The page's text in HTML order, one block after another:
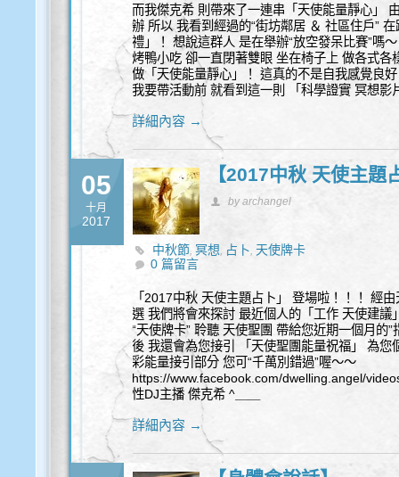
而我傑克希 則帶來了一連串「天使能量靜心」
辦 所以 我看到經過的“街坊鄰居 ＆ 社區住戶”
禮」！ 想說這群人 是在舉辦“放空發呆比賽”嗎
烤鴨小吃 卻一直閉著雙眼 坐在椅子上 做各式
做「天使能量靜心」！ 這真的不是自我感覺良
我要帶活動前 就看到這一則 「科學證實 冥想影
詳細內容 →
05
十月
2017
【2017中秋 天使主題
by archangel
中秋節,冥想, 占卜, 天使牌卡
0 篇留言
「2017中秋 天使主題占卜」 登場啦！！！ 經
選 我們將會來探討 最近個人的「工作 天使建
“天使牌卡” 聆聽 天使聖團 帶給您近期一個月的
後 我還會為您接引 「天使聖團能量祝福」 為
彩能量接引部分 您可“千萬別錯過”喔～～
https://www.facebook.com/dwelling.angel/
性DJ主播 傑克希 ^＿＿
詳細內容 →